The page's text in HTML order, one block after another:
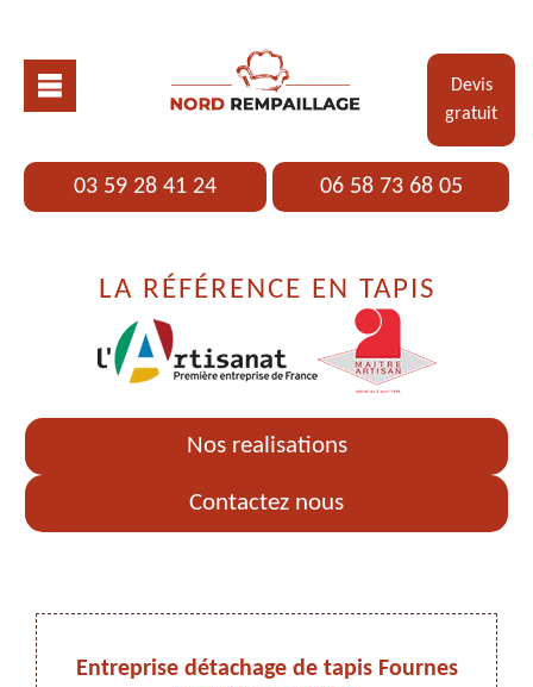
Devis
gratuit
03 59 28 41 24 06 58 73 68 05
LA RÉFÉRENCE EN TAPIS
Nos realisations
Contactez nous
Entreprise détachage de tapis Fournes